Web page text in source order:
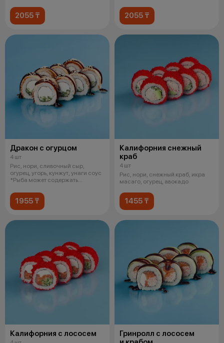
2055 ₸ 2055 ₸
Дракон с огурцом
4 шт
Рис, нори, сливочный сыр,
огурец, угорь, кунжут, унаги соус
*Рыба может содержать
1955 ₸
Калифорния снежный
краб
4 шт
Рис, нори, снежный краб, икра
масаго, огурец, авокадо
1455 ₸
Калифорния с лососем
Гринролл с лососем